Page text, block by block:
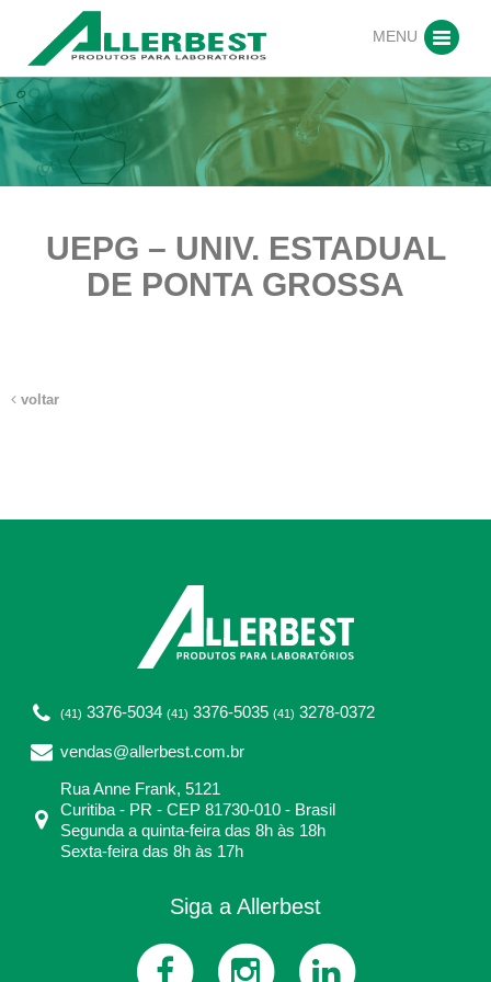
MENU
UEPG – UNIV. ESTADUAL
DE PONTA GROSSA
voltar
(41) 3376-5034 (41) 3376-5035 (41) 3278-0372
vendas@allerbest.com.br
Rua Anne Frank, 5121
Curitiba - PR - CEP 81730-010 - Brasil
Segunda a quinta-feira das 8h às 18h
Sexta-feira das 8h às 17h
Siga a Allerbest